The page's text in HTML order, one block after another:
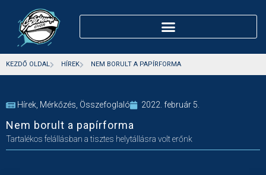
KEZDŐ OLDAL HÍREK NEM BORULT A PAPÍRFORMA
Hírek Mérkőzés Összefoglaló 2022. február 5.
Nem borult a papírforma
Tartalékos felállásban a tisztes helytállásra volt erőnk